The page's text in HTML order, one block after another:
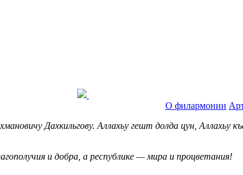
О филармонии
Дахкильгову. Аллахьу гешт долда цун, Аллахьу
и добра, а республике — мира и процветания!